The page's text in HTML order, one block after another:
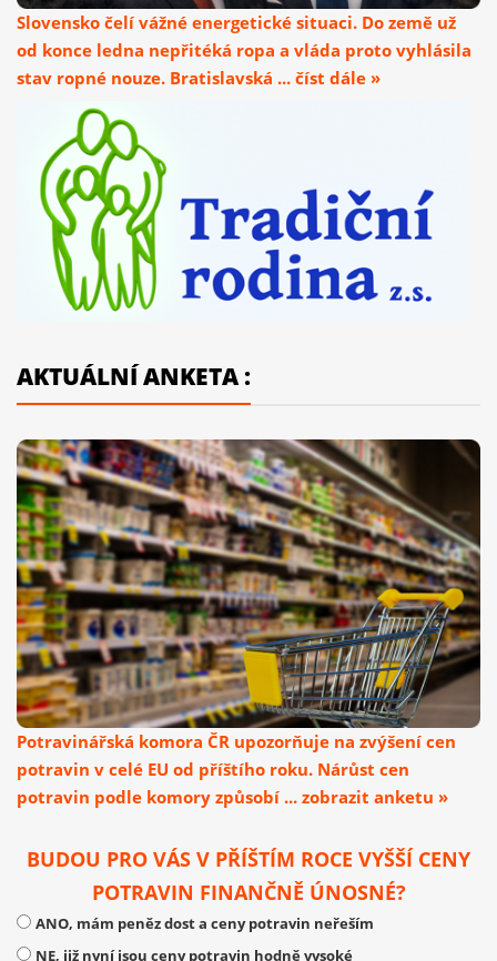
Slovensko čelí vážné energetické situaci. Do země už
od konce ledna nepřitéká ropa a vláda proto vyhlásila
stav ropné nouze. Bratislavská ... číst dále »
AKTUÁLNÍ ANKETA :
Potravinářská komora ČR upozorňuje na zvýšení cen
potravin v celé EU od příštího roku. Nárůst cen
potravin podle komory způsobí ... zobrazit anketu »
BUDOU PRO VÁS V PŘÍŠTÍM ROCE VYŠŠÍ CENY
POTRAVIN FINANČNĚ ÚNOSNÉ?
ANO, mám peněz dost a ceny potravin neřeším
NE, již nyní jsou ceny potravin hodně vysoké